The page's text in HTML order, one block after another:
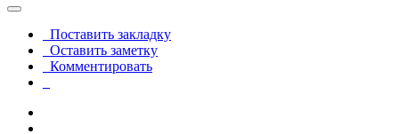
Поставить закладку
Оставить заметку
Комментировать